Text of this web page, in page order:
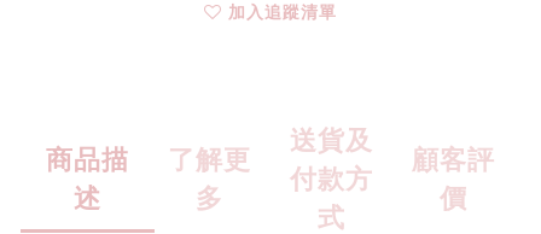
加入追蹤清單
商品描
述
了解更
多
送貨及
付款方
式
顧客評
價